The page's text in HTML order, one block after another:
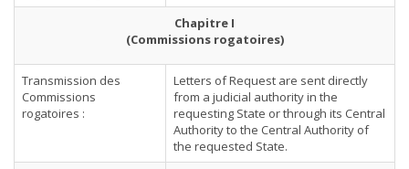
Chapitre I
(Commissions rogatoires)
Transmission des
Commissions
rogatoires :
Letters of Request are sent directly
from a judicial authority in the
requesting State or through its Central
Authority to the Central Authority of
the requested State.